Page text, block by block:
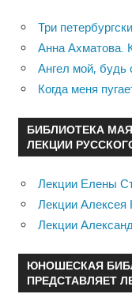
Три
Анна Ахматова.
Ангел мой, будь
Когда меня
БИБЛИОТЕКА
ЛЕКЦИИ
Лекции Елены
Лекции Алексея
Лекции
ЮНОШЕСКАЯ
ПРЕДСТАВЛЯЕТ